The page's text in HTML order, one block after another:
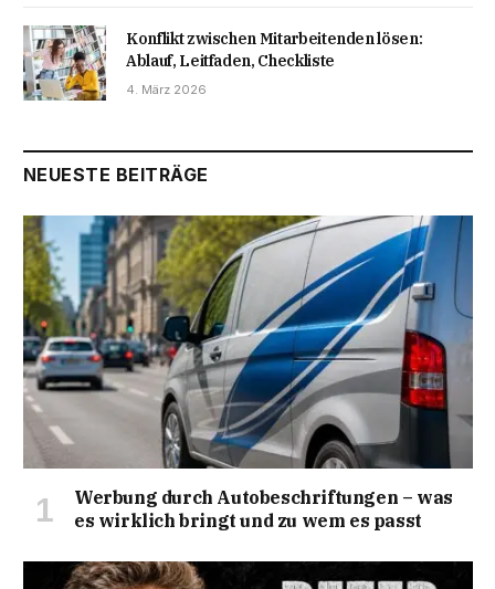
Konflikt zwischen Mitarbeitenden lösen:
Ablauf, Leitfaden, Checkliste
4. März 2026
NEUESTE BEITRÄGE
Werbung durch Autobeschriftungen – was
es wirklich bringt und zu wem es passt